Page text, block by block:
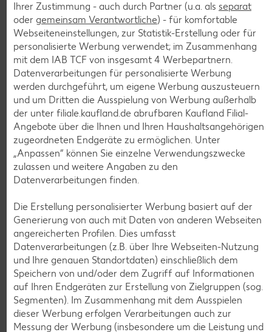
nur
1.59
nur
1.29
Veganer Cocogurt vegan,
versch. Sorten
je 400-g-Becher
(1 kg = 3.23)
nur
1.29
Weitere Angebote anzeigen
Diese Artikel findest du an unserer
Frischetheke
Ihrer Zustimmung - auch durch Partner (u.a. als separat
oder gemeinsam Verantwortliche) - für komfortable
Webseiteneinstellungen, zur Statistik-Erstellung oder für
personalisierte Werbung verwendet; im Zusammenhang
mit dem IAB TCF von insgesamt 4 Werbepartnern.
Datenverarbeitungen für personalisierte Werbung
werden durchgeführt, um eigene Werbung auszusteuern
und um Dritten die Ausspielung von Werbung außerhalb
der unter filiale.kaufland.de abrufbaren Kaufland Filial-
Angebote über die Ihnen und Ihren Haushaltsangehörigen
zugeordneten Endgeräte zu ermöglichen. Unter
„Anpassen“ können Sie einzelne Verwendungszwecke
zulassen und weitere Angaben zu den
Datenverarbeitungen finden.
Die Erstellung personalisierter Werbung basiert auf der
Generierung von auch mit Daten von anderen Webseiten
angereicherten Profilen. Dies umfasst
Datenverarbeitungen (z.B. über Ihre Webseiten-Nutzung
und Ihre genauen Standortdaten) einschließlich dem
Speichern von und/oder dem Zugriff auf Informationen
auf Ihren Endgeräten zur Erstellung von Zielgruppen (sog.
Segmenten). Im Zusammenhang mit dem Ausspielen
dieser Werbung erfolgen Verarbeitungen auch zur
Messung der Werbung (insbesondere um die Leistung und